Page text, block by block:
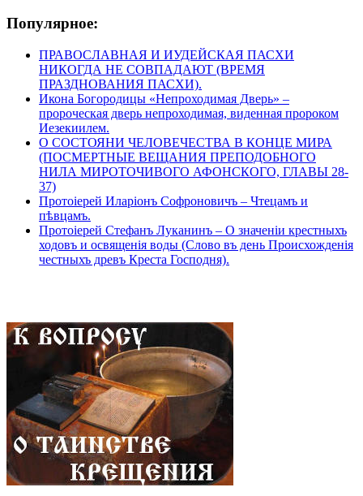
Популярное:
ПРАВОСЛАВНАЯ И ИУДЕЙСКАЯ ПАСХИ
НИКОГДА НЕ СОВПАДАЮТ (ВРЕМЯ
ПРАЗДНОВАНИЯ ПАСХИ).
Икона Богородицы «Непроходимая Дверь» –
пророческая дверь непроходимая, виденная пророком
Иезекиилем.
О СОСТОЯНИ ЧЕЛОВЕЧЕСТВА В КОНЦЕ МИРА
(ПОСМЕРТНЫЕ ВЕЩАНИЯ ПРЕПОДОБНОГО
НИЛА МИРОТОЧИВОГО АФОНСКОГО, ГЛАВЫ 28-
37)
Протоіерей Иларіонъ Софроновичъ – Чтецамъ и
пѣвцамъ.
Протоіерей Стефанъ Луканинъ – О значеніи крестныхъ
ходовъ и освященія воды (Слово въ день Происхожденія
честныхъ древъ Креста Господня).